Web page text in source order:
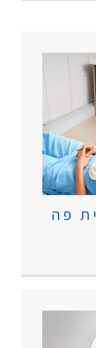
פה